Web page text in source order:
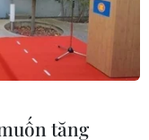
tăng